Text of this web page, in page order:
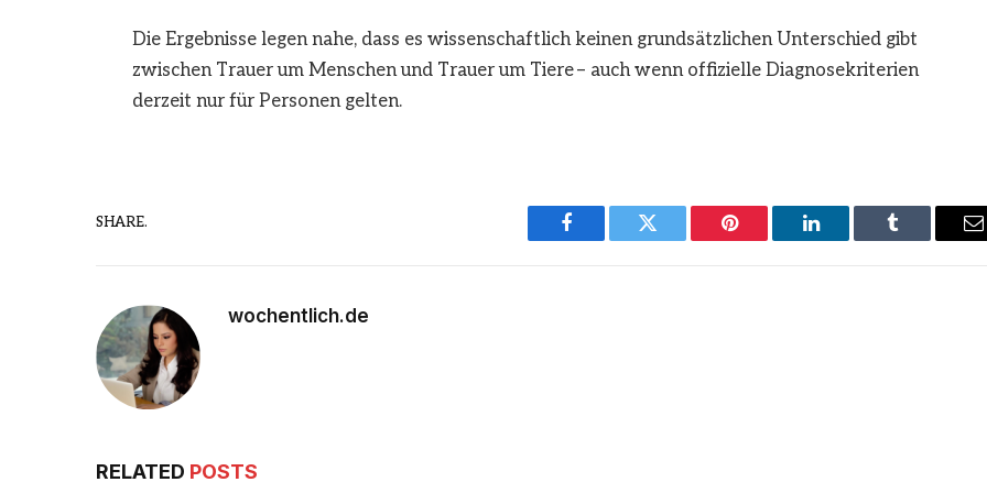
Die Ergebnisse legen nahe, dass es wissenschaftlich keinen grundsätzlichen Unterschied gibt
zwischen Trauer um Menschen und Trauer um Tiere – auch wenn offizielle Diagnosekriterien
derzeit nur für Personen gelten.
SHARE.
Facebook Twitter Pinterest LinkedIn Tumblr
wochentlich.de
RELATED POSTS